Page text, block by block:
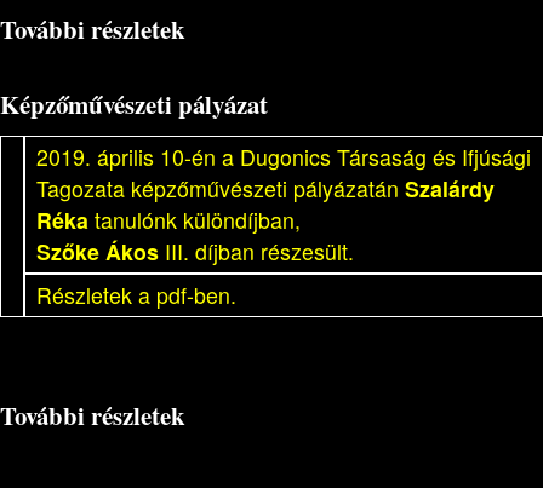
További részletek
Képzőművészeti pályázat
2019. április 10-én a Dugonics Társaság és Ifjúsági
Tagozata képzőművészeti pályázatán Szalárdy
Réka tanulónk különdíjban,
Szőke Ákos III. díjban részesült.
Részletek a pdf-ben.
További részletek